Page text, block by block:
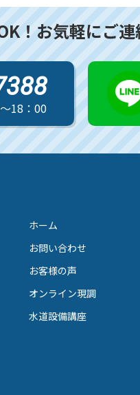
！ お気軽にご連
18：00
ホーム
お問い合わせ
お客様の声
オンライン現調
水道設備講座